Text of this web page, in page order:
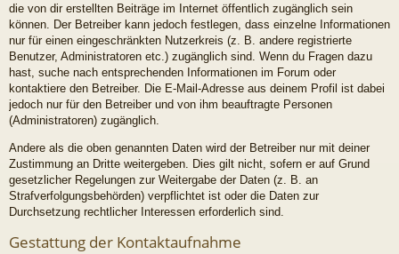
die von dir erstellten Beiträge im Internet öffentlich zugänglich sein
können. Der Betreiber kann jedoch festlegen, dass einzelne Informationen
nur für einen eingeschränkten Nutzerkreis (z. B. andere registrierte
Benutzer, Administratoren etc.) zugänglich sind. Wenn du Fragen dazu
hast, suche nach entsprechenden Informationen im Forum oder
kontaktiere den Betreiber. Die E-Mail-Adresse aus deinem Profil ist dabei
jedoch nur für den Betreiber und von ihm beauftragte Personen
(Administratoren) zugänglich.
Andere als die oben genannten Daten wird der Betreiber nur mit deiner
Zustimmung an Dritte weitergeben. Dies gilt nicht, sofern er auf Grund
gesetzlicher Regelungen zur Weitergabe der Daten (z. B. an
Strafverfolgungsbehörden) verpflichtet ist oder die Daten zur
Durchsetzung rechtlicher Interessen erforderlich sind.
Gestattung der Kontaktaufnahme